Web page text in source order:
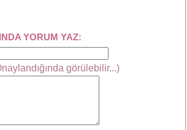
YORUM YAZ:
görülebilir...)